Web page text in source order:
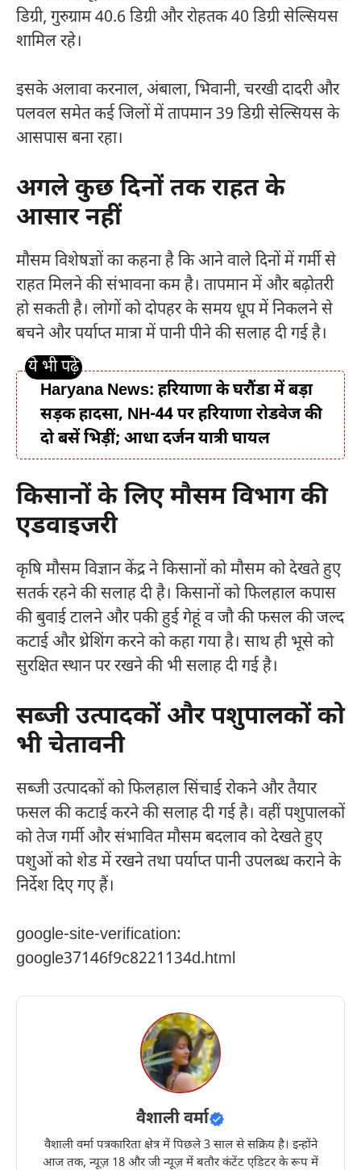
डिग्री, गुरुग्राम 40.6 डिग्री और रोहतक 40 डिग्री सेल्सियस
शामिल रहे।
इसके अलावा करनाल, अंबाला, भिवानी, चरखी दादरी और
पलवल समेत कई जिलों में तापमान 39 डिग्री सेल्सियस के
आसपास बना रहा।
अगले कुछ दिनों तक राहत के
आसार नहीं
मौसम विशेषज्ञों का कहना है कि आने वाले दिनों में गर्मी से
राहत मिलने की संभावना कम है। तापमान में और बढ़ोतरी
हो सकती है। लोगों को दोपहर के समय धूप में निकलने से
बचने और पर्याप्त मात्रा में पानी पीने की सलाह दी गई है।
Haryana News: हरियाणा के घरौंडा में बड़ा
सड़क हादसा, NH-44 पर हरियाणा रोडवेज की
दो बसें भिड़ीं; आधा दर्जन यात्री घायल
किसानों के लिए मौसम विभाग की
एडवाइजरी
कृषि मौसम विज्ञान केंद्र ने किसानों को मौसम को देखते हुए
सतर्क रहने की सलाह दी है। किसानों को फिलहाल कपास
की बुवाई टालने और पकी हुई गेहूं व जौ की फसल की जल्द
कटाई और थ्रेशिंग करने को कहा गया है। साथ ही भूसे को
सुरक्षित स्थान पर रखने की भी सलाह दी गई है।
सब्जी उत्पादकों और पशुपालकों को
भी चेतावनी
सब्जी उत्पादकों को फिलहाल सिंचाई रोकने और तैयार
फसल की कटाई करने की सलाह दी गई है। वहीं पशुपालकों
को तेज गर्मी और संभावित मौसम बदलाव को देखते हुए
पशुओं को शेड में रखने तथा पर्याप्त पानी उपलब्ध कराने के
निर्देश दिए गए हैं।
google-site-verification:
google37146f9c8221134d.html
वैशाली वर्मा
वैशाली वर्मा पत्रकारिता क्षेत्र में पिछले 3 साल से सक्रिय है। इन्होंने
आज तक, न्यूज़ 18 और जी न्यूज़ में बतौर कंटेंट एडिटर के रूप में